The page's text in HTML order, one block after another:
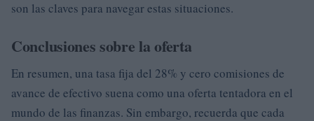
son las claves para navegar estas situaciones.
Conclusiones sobre la oferta
En resumen, una tasa fija del 28% y cero comisiones de
avance de efectivo suena como una oferta tentadora en el
mundo de las finanzas. Sin embargo, recuerda que cada